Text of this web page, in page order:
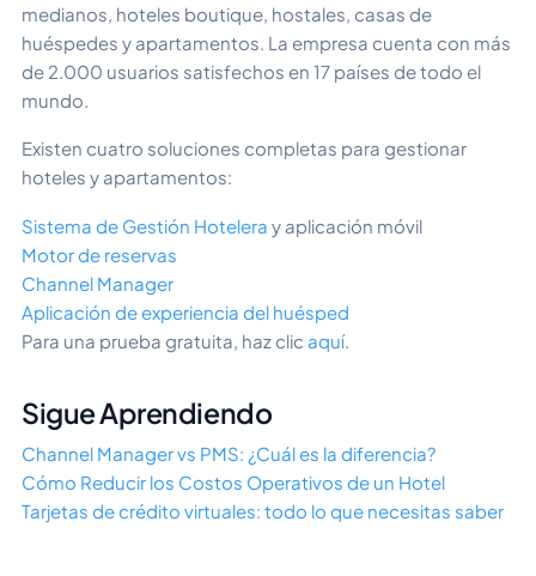
medianos, hoteles boutique, hostales, casas de
huéspedes y apartamentos. La empresa cuenta con más
de 2.000 usuarios satisfechos en 17 países de todo el
mundo.
Existen cuatro soluciones completas para gestionar
hoteles y apartamentos:
Sistema de Gestión Hotelera y aplicación móvil
Motor de reservas
Channel Manager
Aplicación de experiencia del huésped
Para una prueba gratuita, haz clic aquí.
Sigue Aprendiendo
Channel Manager vs PMS: ¿Cuál es la diferencia?
Cómo Reducir los Costos Operativos de un Hotel
Tarjetas de crédito virtuales: todo lo que necesitas saber